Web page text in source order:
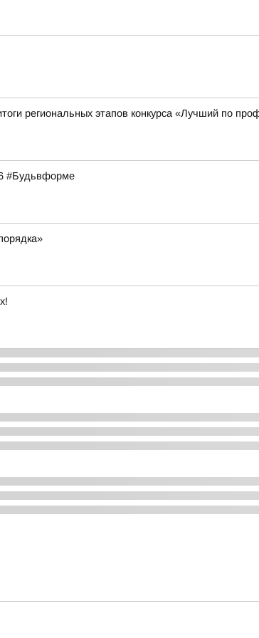
региональных этапов конкурса «Лучший по
#Будьвформе